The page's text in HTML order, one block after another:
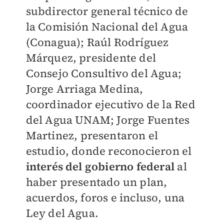
subdirector general técnico de
la Comisión Nacional del Agua
(Conagua); Raúl Rodríguez
Márquez, presidente del
Consejo Consultivo del Agua;
Jorge Arriaga Medina,
coordinador ejecutivo de la Red
del Agua UNAM; Jorge Fuentes
Martinez, presentaron el
estudio, donde reconocieron el
interés del gobierno federal al
haber presentado un plan,
acuerdos, foros e incluso, una
Ley del Agua.